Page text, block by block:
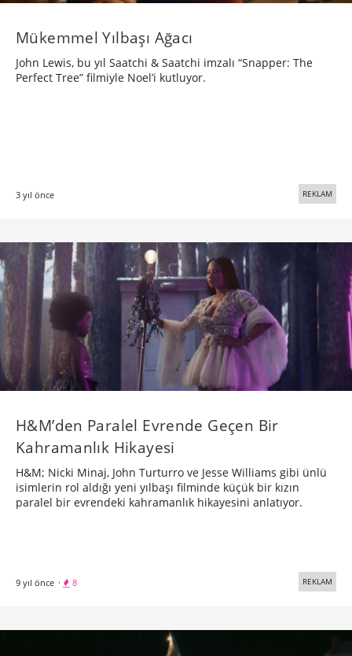
Mükemmel Yılbaşı Ağacı
John Lewis, bu yıl Saatchi & Saatchi imzalı “Snapper: The
Perfect Tree” filmiyle Noel’i kutluyor.
3 yıl önce REKLAM
H&M’den Paralel Evrende Geçen Bir
Kahramanlık Hikayesi
H&M; Nicki Minaj, John Turturro ve Jesse Williams gibi ünlü
isimlerin rol aldığı yeni yılbaşı filminde küçük bir kızın
paralel bir evrendeki kahramanlık hikayesini anlatıyor.
9 yıl önce · 8 REKLAM